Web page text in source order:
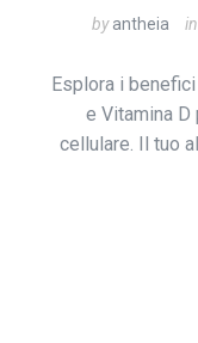
byantheia in
Esplora i
e Vitamina
cellulare. Il tuo